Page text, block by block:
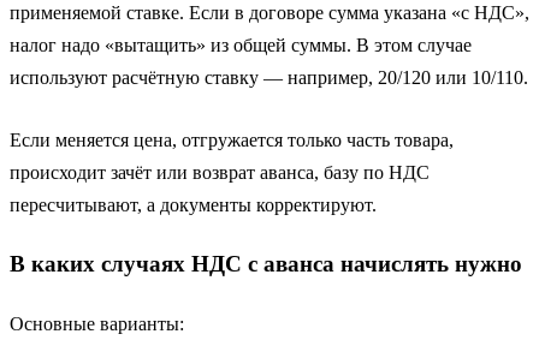
применяемой ставке. Если в договоре сумма указана «с НДС»,
налог надо «вытащить» из общей суммы. В этом случае
используют расчётную ставку — например, 20/120 или 10/110.
Если меняется цена, отгружается только часть товара,
происходит зачёт или возврат аванса, базу по НДС
пересчитывают, а документы корректируют.
В каких случаях НДС с аванса начислять нужно
Основные варианты: